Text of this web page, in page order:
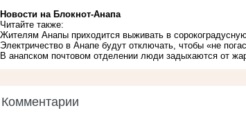
Новости на Блoкнoт-Анапа
Читайте также:
Жителям Анапы приходится выживать в
Электричество в Анапе будут отключать, чтобы «не
В анапском почтовом отделении люди задыхаются от
Комментарии